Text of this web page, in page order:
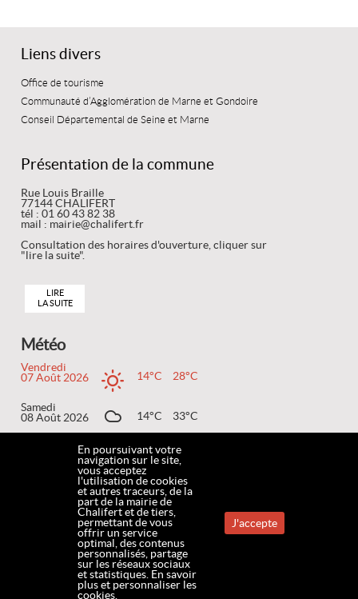
Liens divers
Office de tourisme
Communauté d’Agglomération de Marne et Gondoire
Conseil Départemental de Seine et Marne
Présentation de la commune
Rue Louis Braille
77144 CHALIFERT
tél : 01 60 43 82 38
mail : mairie@chalifert.fr
Consultation des horaires d'ouverture, cliquer sur
"lire la suite".
LIRE
LA SUITE
Météo
Vendredi
07 Août 2026
14°C 28°C
Samedi
08 Août 2026
14°C 33°C
09 Août 2026
19°C 36°C
MENTIONS LÉGALES DONNÉES PERSONNELLES
PLAN DU SITE ACCESSIBILITÉ
En poursuivant votre
navigation sur le site,
vous acceptez
l'utilisation de cookies
et autres traceurs, de la
part de la mairie de
Chalifert et de tiers,
permettant de vous
offrir un service
optimal, des contenus
personnalisés, partage
sur les réseaux sociaux
et statistiques. En savoir
plus et personnaliser les
cookies.
J'accepte